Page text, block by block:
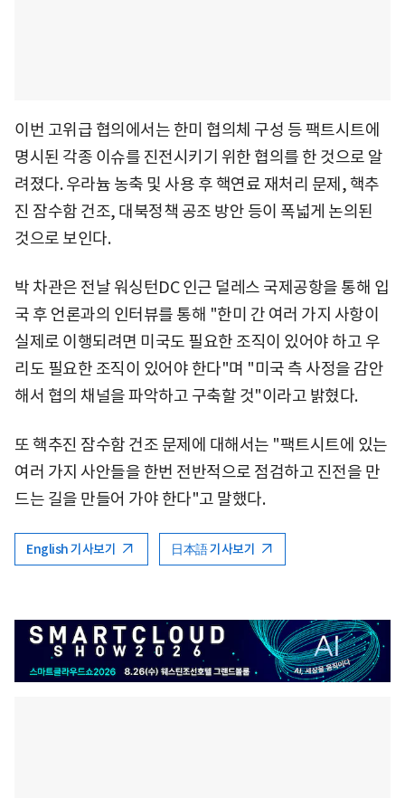
이번 고위급 협의에서는 한미 협의체 구성 등 팩트시트에
명시된 각종 이슈를 진전시키기 위한 협의를 한 것으로 알
려졌다. 우라늄 농축 및 사용 후 핵연료 재처리 문제, 핵추
진 잠수함 건조, 대북정책 공조 방안 등이 폭넓게 논의된
것으로 보인다.
박 차관은 전날 워싱턴DC 인근 덜레스 국제공항을 통해 입
국 후 언론과의 인터뷰를 통해 "한미 간 여러 가지 사항이
실제로 이행되려면 미국도 필요한 조직이 있어야 하고 우
리도 필요한 조직이 있어야 한다"며 "미국 측 사정을 감안
해서 협의 채널을 파악하고 구축할 것"이라고 밝혔다.
또 핵추진 잠수함 건조 문제에 대해서는 "팩트시트에 있는
여러 가지 사안들을 한번 전반적으로 점검하고 진전을 만
드는 길을 만들어 가야 한다"고 말했다.
English 기사보기 日本語 기사보기